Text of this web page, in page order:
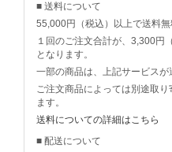
■ 送料について
55,000円（税込）以上で送料
１回のご注文合計が、3,300円
となります。
一部の商品は、上記サービスが
ご注文商品によっては別途取
ます。
送料についての詳細はこちら
■ 配送について